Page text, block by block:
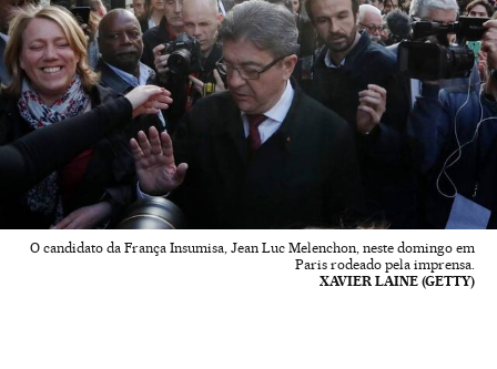
O candidato da França Insumisa, Jean Luc Melenchon, neste domingo em
Paris rodeado pela imprensa.
XAVIER LAINE (GETTY)